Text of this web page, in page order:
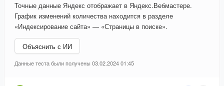
Точные данные Яндекс отображает в Яндекс.Вебмастере.
График изменений количества находится в разделе
«Индексирование сайта» — «Страницы в поиске».
Объяснить с ИИ
Данные теста были получены 03.02.2024 01:45